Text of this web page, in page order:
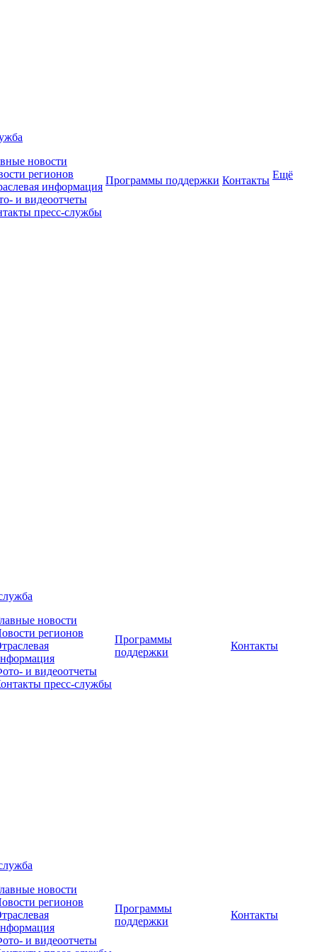
новости
регионов
информация
и видеоотчеты
пресс-службы
Программы поддержки Контакты Ещё
новости
регионов
и видеоотчеты
пресс-службы
Программы
поддержки
Контакты
новости
регионов
и видеоотчеты
Программы
поддержки
Контакты